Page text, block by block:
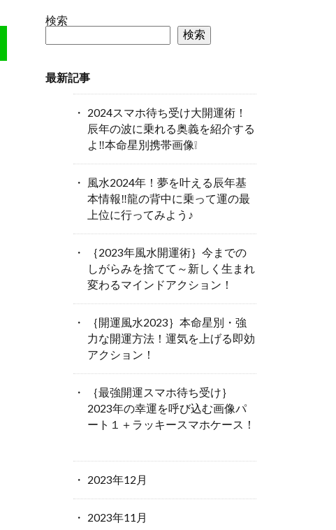
検索
検索
最新記事
2024スマホ待ち受け大開運術！
辰年の波に乗れる奥義を紹介する
よ‼本命星別携帯画像❕
風水2024年！夢を叶える辰年基
本情報‼龍の背中に乗って運の最
上位に行ってみよう♪
｛2023年風水開運術｝今までの
しがらみを捨てて～新しく生まれ
変わるマインドアクション！
｛開運風水2023｝本命星別・強
力な開運方法！運気を上げる即効
アクション！
｛最強開運スマホ待ち受け｝
2023年の幸運を呼び込む画像パ
ート１＋ラッキースマホケース！
2023年12月
2023年11月